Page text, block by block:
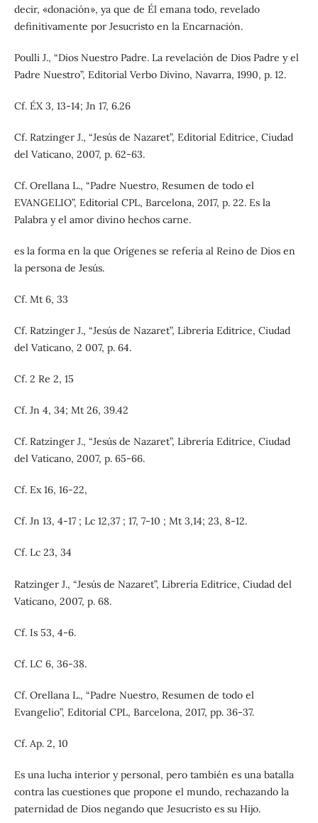
decir, «donación», ya que de Él emana todo, revelado
definitivamente por Jesucristo en la Encarnación.
Poulli J., “Dios Nuestro Padre. La revelación de Dios Padre y el
Padre Nuestro”, Editorial Verbo Divino, Navarra, 1990, p. 12.
Cf. ÉX 3, 13-14; Jn 17, 6.26
Cf. Ratzinger J., “Jesús de Nazaret”, Editorial Editrice, Ciudad
del Vaticano, 2007, p. 62-63.
Cf. Orellana L., “Padre Nuestro, Resumen de todo el
EVANGELIO”, Editorial CPL, Barcelona, 2017, p. 22. Es la
Palabra y el amor divino hechos carne.
es la forma en la que Orígenes se refería al Reino de Dios en
la persona de Jesús.
Cf. Mt 6, 33
Cf. Ratzinger J., “Jesús de Nazaret”, Librería Editrice, Ciudad
del Vaticano, 2 007, p. 64.
Cf. 2 Re 2, 15
Cf. Jn 4, 34; Mt 26, 39.42
Cf. Ratzinger J., “Jesús de Nazaret”, Librería Editrice, Ciudad
del Vaticano, 2007, p. 65-66.
Cf. Ex 16, 16-22,
Cf. Jn 13, 4-17 ; Lc 12,37 ; 17, 7-10 ; Mt 3,14; 23, 8-12.
Cf. Lc 23, 34
Ratzinger J., “Jesús de Nazaret”, Librería Editrice, Ciudad del
Vaticano, 2007, p. 68.
Cf. Is 53, 4-6.
Cf. LC 6, 36-38.
Cf. Orellana L., “Padre Nuestro, Resumen de todo el
Evangelio”, Editorial CPL, Barcelona, 2017, pp. 36-37.
Cf. Ap. 2, 10
Es una lucha interior y personal, pero también es una batalla
contra las cuestiones que propone el mundo, rechazando la
paternidad de Dios negando que Jesucristo es su Hijo.